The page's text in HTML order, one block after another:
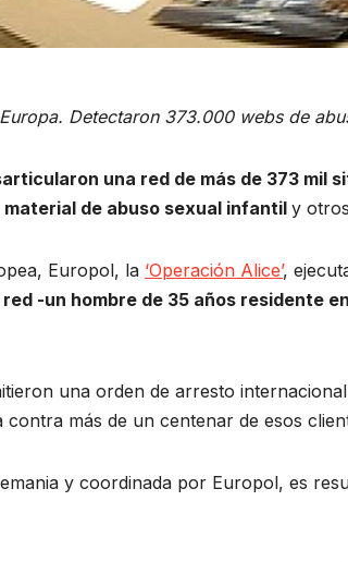
Detectaron 373.000 webs de
una red de más de 373 mil
de abuso sexual infantil y
Europol, la ‘Operación Alice’,
-un hombre de 35 años residente
una orden de arresto
más de un centenar de esos
y coordinada por Europol, es